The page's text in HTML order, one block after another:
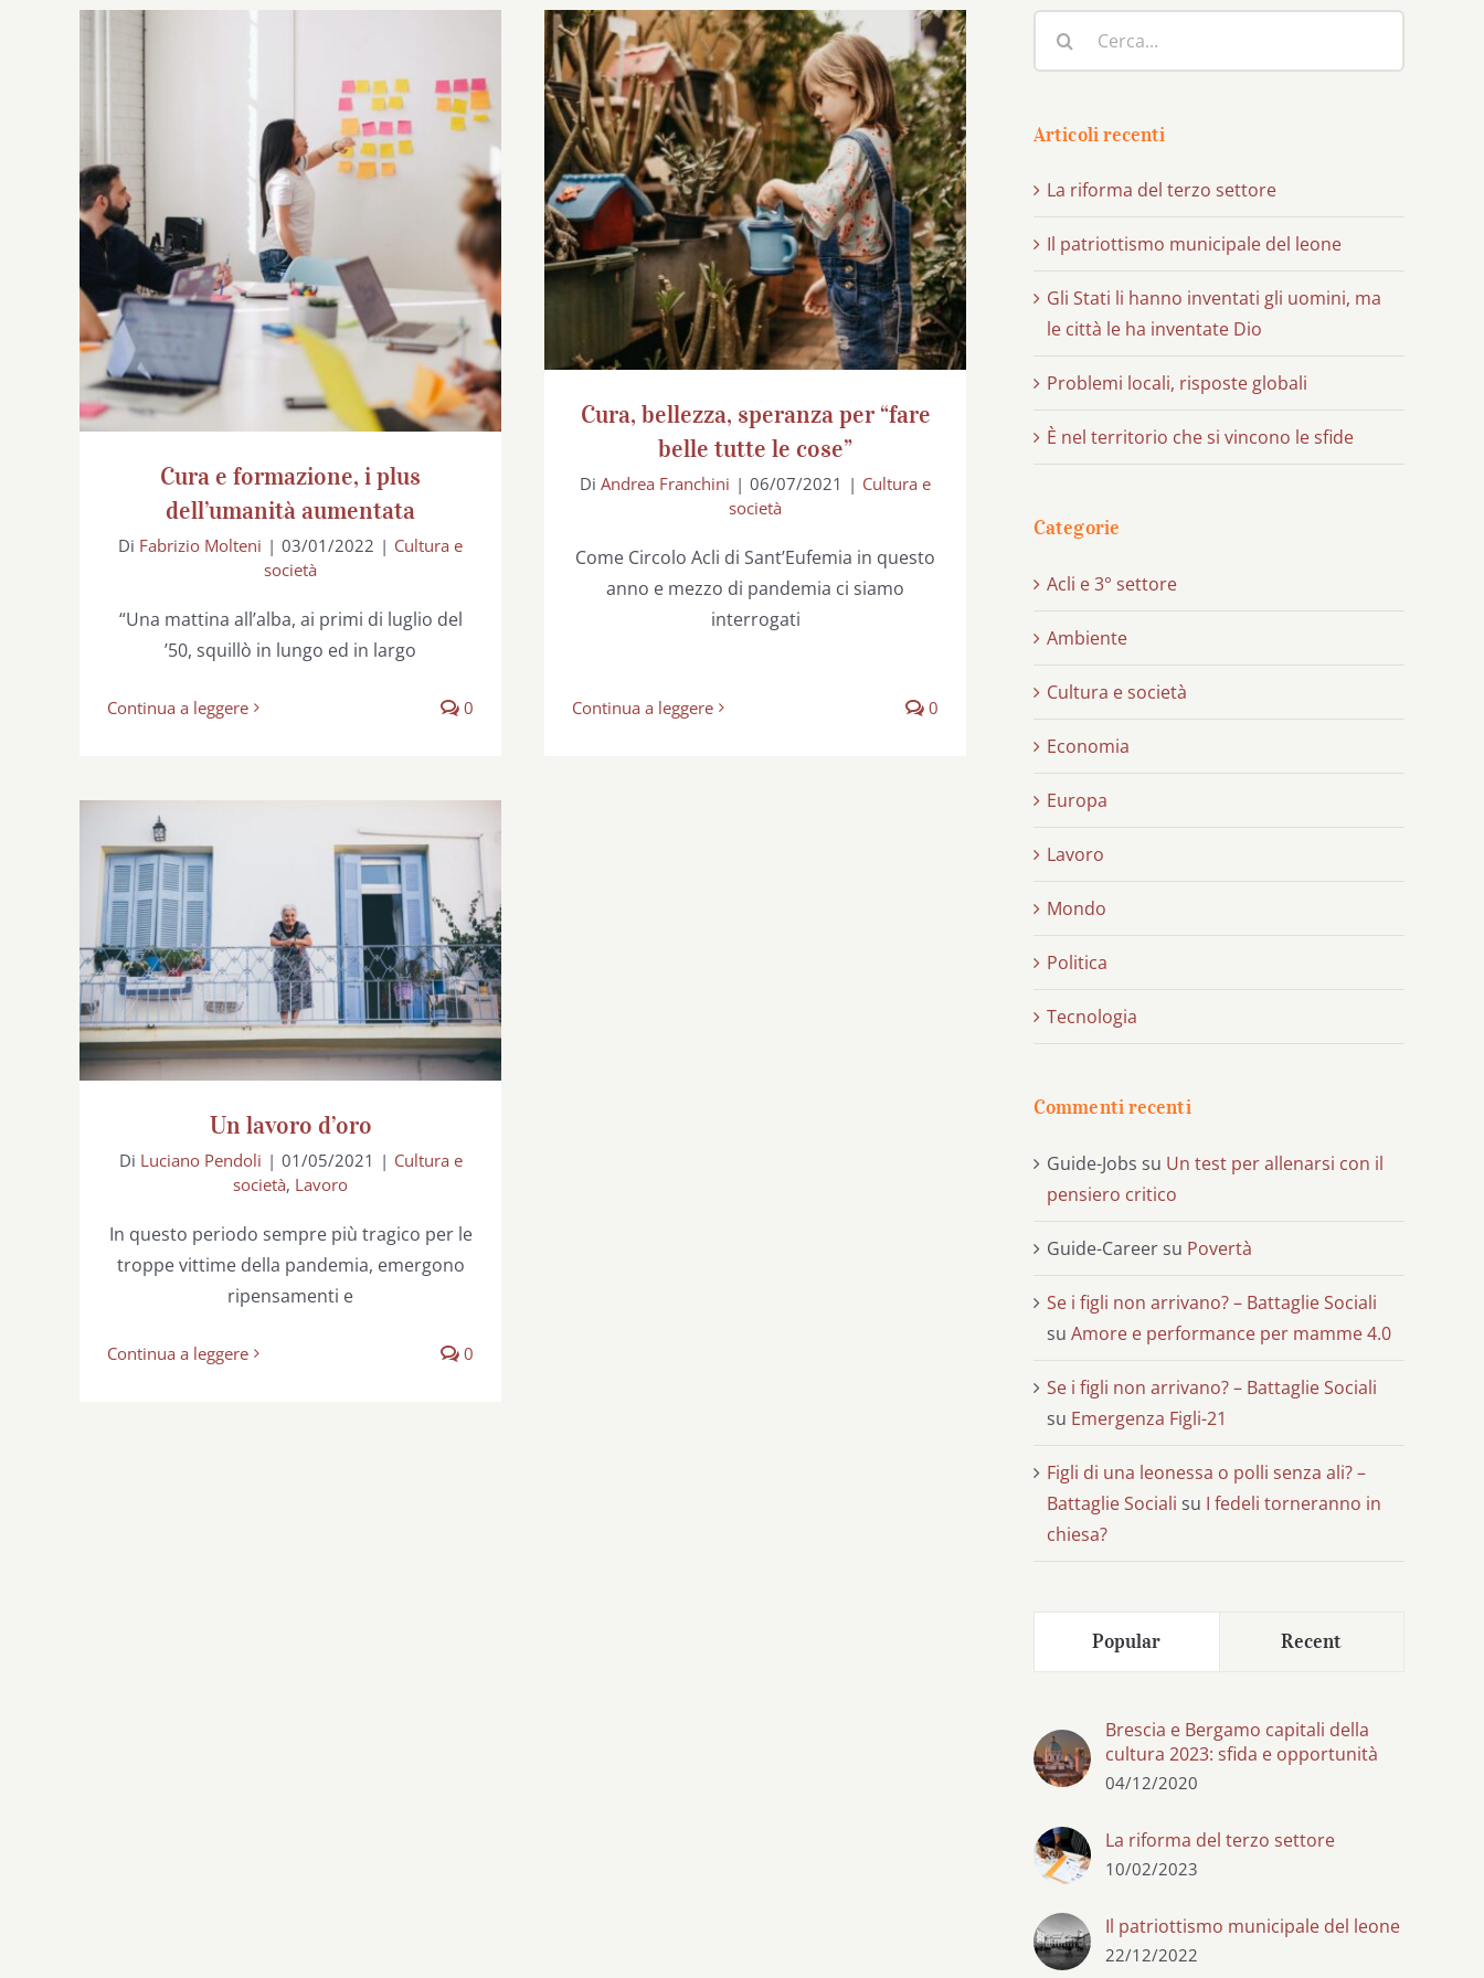
Cura e formazione, i plus dell’umanità
aumentata
Cura e formazione, i plus
dell’umanità aumentata
Di Fabrizio Molteni | 03/01/2022 | Cultura e
società
“Una mattina all’alba, ai primi di luglio del
’50, squillò in lungo ed in largo
Continua a leggere 0
Cura, bellezza, speranza per “fare belle
tutte le cose”
Cura, bellezza, speranza per “fare
belle tutte le cose”
Di Andrea Franchini | 06/07/2021 | Cultura e
società
Come Circolo Acli di Sant’Eufemia in questo
anno e mezzo di pandemia ci siamo
interrogati
Continua a leggere 0
Un lavoro d’oro
Un lavoro d’oro
Di Luciano Pendoli | 01/05/2021 | Cultura e
società, Lavoro
In questo periodo sempre più tragico per le
troppe vittime della pandemia, emergono
ripensamenti e
Continua a leggere 0
per:
Articoli recenti
La riforma del terzo settore
Il patriottismo municipale del leone
Gli Stati li hanno inventati gli uomini, ma
le città le ha inventate Dio
Problemi locali, risposte globali
È nel territorio che si vincono le sfide
Categorie
Acli e 3° settore
Ambiente
Cultura e società
Economia
Europa
Lavoro
Mondo
Politica
Tecnologia
Commenti recenti
Guide-Jobs su Un test per allenarsi con il
pensiero critico
Guide-Career su Povertà
Se i figli non arrivano? – Battaglie Sociali
su Amore e performance per mamme 4.0
Se i figli non arrivano? – Battaglie Sociali
su Emergenza Figli-21
Figli di una leonessa o polli senza ali? –
Battaglie Sociali su I fedeli torneranno in
chiesa?
Popular Recent
Brescia e Bergamo capitali della
cultura 2023: sfida e opportunità
04/12/2020
La riforma del terzo settore
10/02/2023
Il patriottismo municipale del leone
22/12/2022